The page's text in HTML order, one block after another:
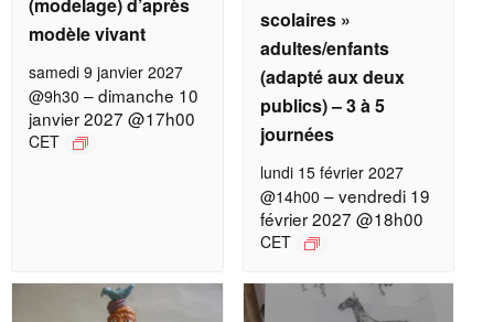
(modelage) d’après
modèle vivant
samedi 9 janvier 2027
@9h30 –dimanche 10
janvier 2027 @17h00
CET
scolaires »
adultes/enfants
(adapté aux deux
publics) – 3 à 5
journées
lundi 15 février 2027
@14h00 –vendredi 19
février 2027 @18h00
CET